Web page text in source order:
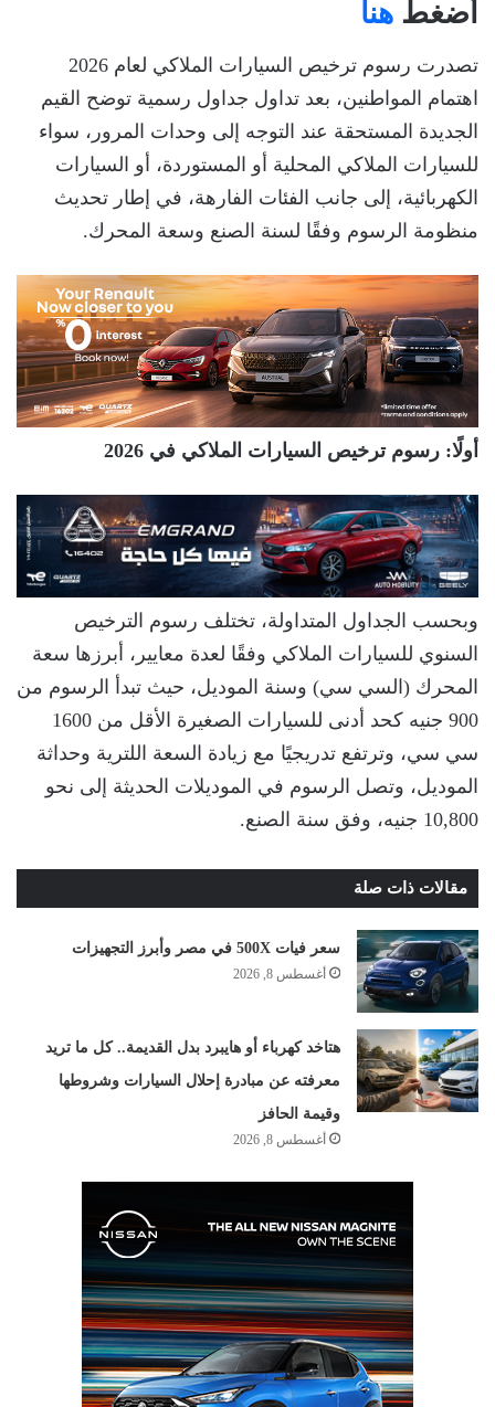
أضغط هنا
تصدرت رسوم ترخيص السيارات الملاكي لعام 2026
اهتمام المواطنين، بعد تداول جداول رسمية توضح القيم
الجديدة المستحقة عند التوجه إلى وحدات المرور، سواء
للسيارات الملاكي المحلية أو المستوردة، أو السيارات
الكهربائية، إلى جانب الفئات الفارهة، في إطار تحديث
منظومة الرسوم وفقًا لسنة الصنع وسعة المحرك.
أولًا: رسوم ترخيص السيارات الملاكي في 2026
وبحسب الجداول المتداولة، تختلف رسوم الترخيص
السنوي للسيارات الملاكي وفقًا لعدة معايير، أبرزها سعة
المحرك (السي سي) وسنة الموديل، حيث تبدأ الرسوم من
900 جنيه كحد أدنى للسيارات الصغيرة الأقل من 1600
سي سي، وترتفع تدريجيًا مع زيادة السعة اللترية وحداثة
الموديل، وتصل الرسوم في الموديلات الحديثة إلى نحو
10,800 جنيه، وفق سنة الصنع.
مقالات ذات صلة
سعر فيات 500X في مصر وأبرز التجهيزات
أغسطس 8, 2026
هتاخد كهرباء أو هايبرد بدل القديمة.. كل ما تريد
معرفته عن مبادرة إحلال السيارات وشروطها
وقيمة الحافز
أغسطس 8, 2026